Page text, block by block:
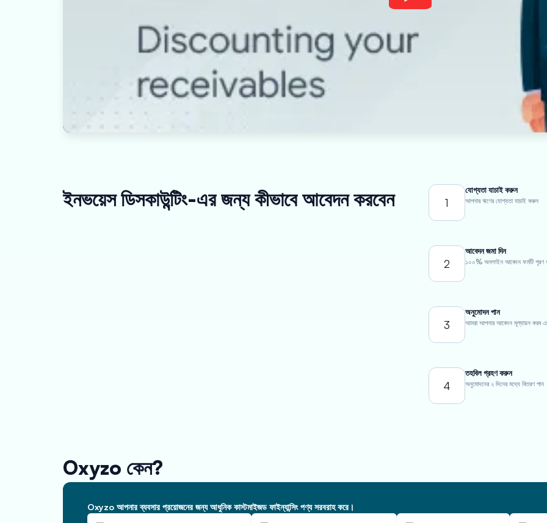
ইনভয়েস ডিসকাউন্টিং-এর জন্য কীভাবে আবেদন করবেন 1
যোগ্যতা যাচাই করুন
আপনার ঋণের যোগ্যতা যাচাই করুন
2
আবেদন জমা দিন
১০০% অনলাইন আবেদন ফর্মটি পূরণ
3
অনুমোদন পান
আমরা আপনার আবেদন মূল্যায়ন করব
4
তহবিল গ্রহণ করুন
অনুমোদনের ২ দিনের মধ্যে বিতরণ পান
Oxyzo কেন?
Oxyzo আপনার ব্যবসার প্রয়োজনের জন্য আধুনিক কাস্টমাইজড ফাইন্যান্সিং পণ্য সরবরাহ করে।